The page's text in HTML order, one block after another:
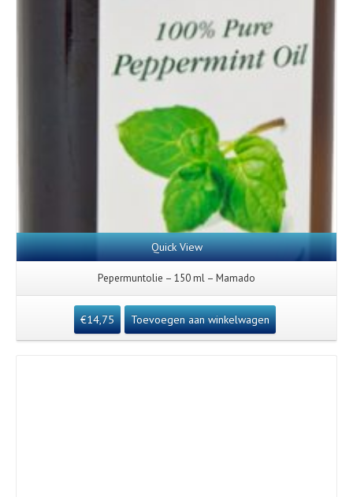
Quick View
Pepermuntolie – 150 ml – Mamado
€14,75 Toevoegen aan winkelwagen